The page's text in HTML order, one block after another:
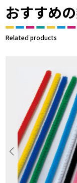
おすすめ
Related products